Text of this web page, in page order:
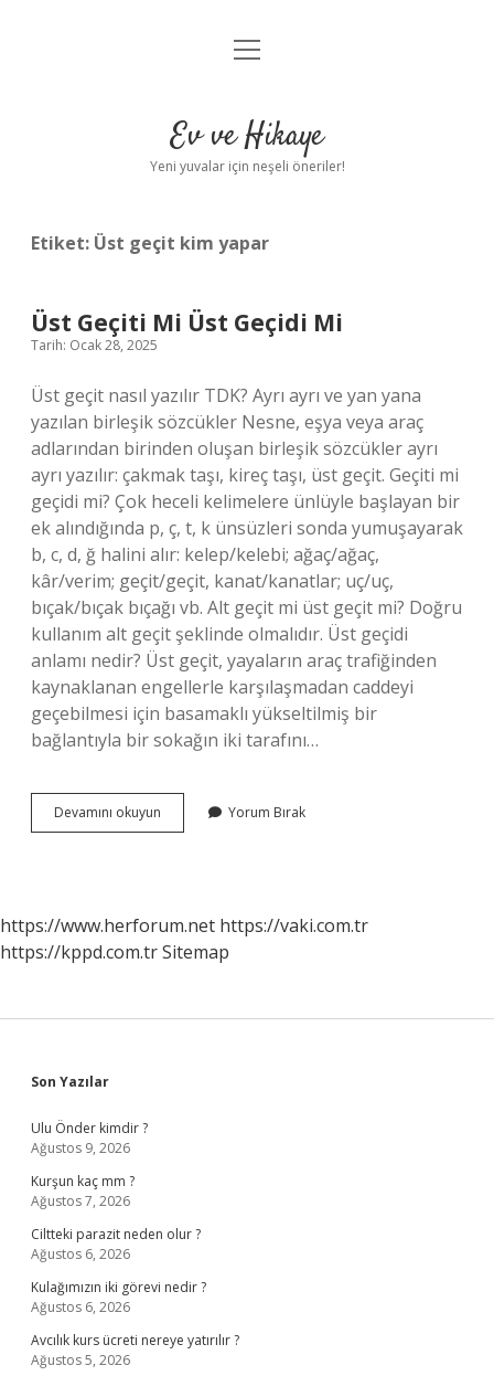
Anasayfa
Yasal Uyarı
menüyü
Ev ve Hikaye
Yeni yuvalar için neşeli öneriler!
Etiket: Üst geçit kim yapar
Üst Geçiti Mi Üst Geçidi Mi
Tarih: Ocak 28, 2025
Üst geçit nasıl yazılır TDK? Ayrı ayrı ve yan yana
yazılan birleşik sözcükler Nesne, eşya veya araç
adlarından birinden oluşan birleşik sözcükler ayrı
ayrı yazılır: çakmak taşı, kireç taşı, üst geçit. Geçiti mi
geçidi mi? Çok heceli kelimelere ünlüyle başlayan bir
ek alındığında p, ç, t, k ünsüzleri sonda yumuşayarak
b, c, d, ğ halini alır: kelep/kelebi; ağaç/ağaç,
kâr/verim; geçit/geçit, kanat/kanatlar; uç/uç,
bıçak/bıçak bıçağı vb. Alt geçit mi üst geçit mi? Doğru
kullanım alt geçit şeklinde olmalıdır. Üst geçidi
anlamı nedir? Üst geçit, yayaların araç trafiğinden
kaynaklanan engellerle karşılaşmadan caddeyi
geçebilmesi için basamaklı yükseltilmiş bir
bağlantıyla bir sokağın iki tarafını…
Devamını okuyun
Geçiti
Yorum Bırak
https://www.herforum.net https://vaki.com.tr
https://kppd.com.trSitemap
Sidebar
Son Yazılar
Ulu Önder kimdir ?
Ağustos 9, 2026
Kurşun kaç mm ?
Ağustos 7, 2026
Ciltteki parazit neden olur ?
Ağustos 6, 2026
Kulağımızın iki görevi nedir ?
Ağustos 6, 2026
Avcılık kurs ücreti nereye yatırılır ?
Ağustos 5, 2026